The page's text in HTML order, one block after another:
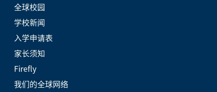
全球校园
学校新闻
入学申请表
家长须知
Firefly
我们的全球网络